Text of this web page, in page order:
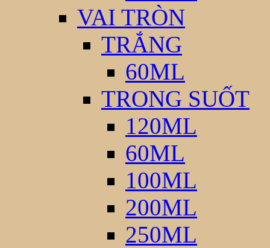
VAI TRÒN
TRẮNG
60ML
TRONG SUỐT
120ML
60ML
100ML
200ML
250ML